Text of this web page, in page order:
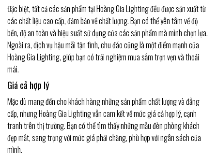
Đặc biệt, tất cả các sản phẩm tại Hoàng Gia Lighting đều được sản xuất từ
các chất liệu cao cấp, đảm bảo về chất lượng. Bạn có thể yên tâm về độ
bền, độ an toàn và hiệu suất sử dụng của các sản phẩm mà mình chọn lựa.
Ngoài ra, dịch vụ hậu mãi tận tình, chu đáo cũng là một điểm mạnh của
Hoàng Gia Lighting, giúp bạn có trải nghiệm mua sắm trọn vẹn và thoải
mái.
Giá cả hợp lý
Mặc dù mang đến cho khách hàng những sản phẩm chất lượng và đẳng
cấp, nhưng Hoàng Gia Lighting vẫn cam kết về mức giá cả hợp lý, cạnh
tranh trên thị trường. Bạn có thể tìm thấy những mẫu đèn phòng khách
đẹp mắt, sang trọng với mức giá phải chăng, phù hợp với ngân sách của
mình.